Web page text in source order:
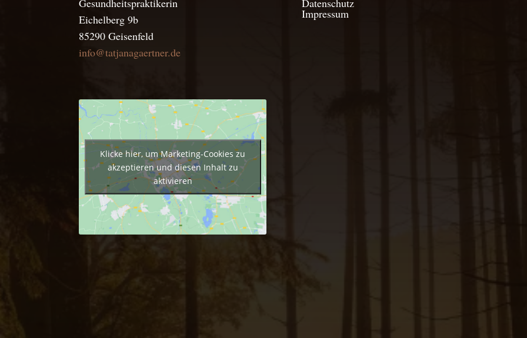
Gesundheitspraktikerin
Eichelberg 9b
85290 Geisenfeld
info@tatjanagaertner.de
Klicke hier, um Marketing-Cookies zu
akzeptieren und diesen Inhalt zu
aktivieren
Datenschutz
Impressum